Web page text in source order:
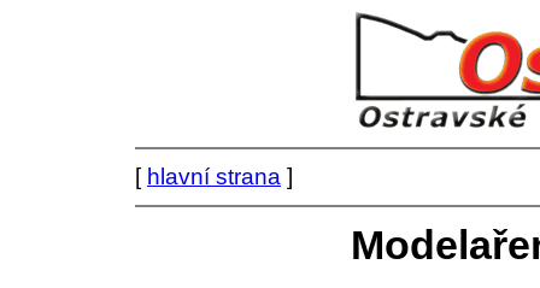
[ hlavní strana ]